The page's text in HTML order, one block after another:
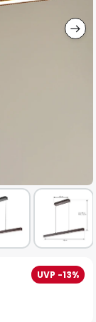
UVP -13%